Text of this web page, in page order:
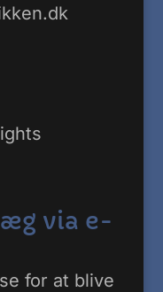
via e-
for at blive